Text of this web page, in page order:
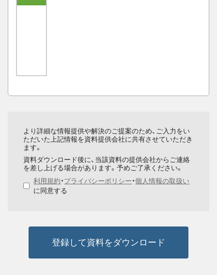
より詳細な情報提供や解決のご提案のため、ご入力をい
ただいた上記情報を資料提供会社に共有させていただき
ます。
資料ダウンロード後に、当該資料の提供会社からご連絡
を差し上げる場合があります。予めご了承ください。
利用規約・プライバシーポリシー・個人情報の取扱い
に同意する
登録して資料をダウンロード